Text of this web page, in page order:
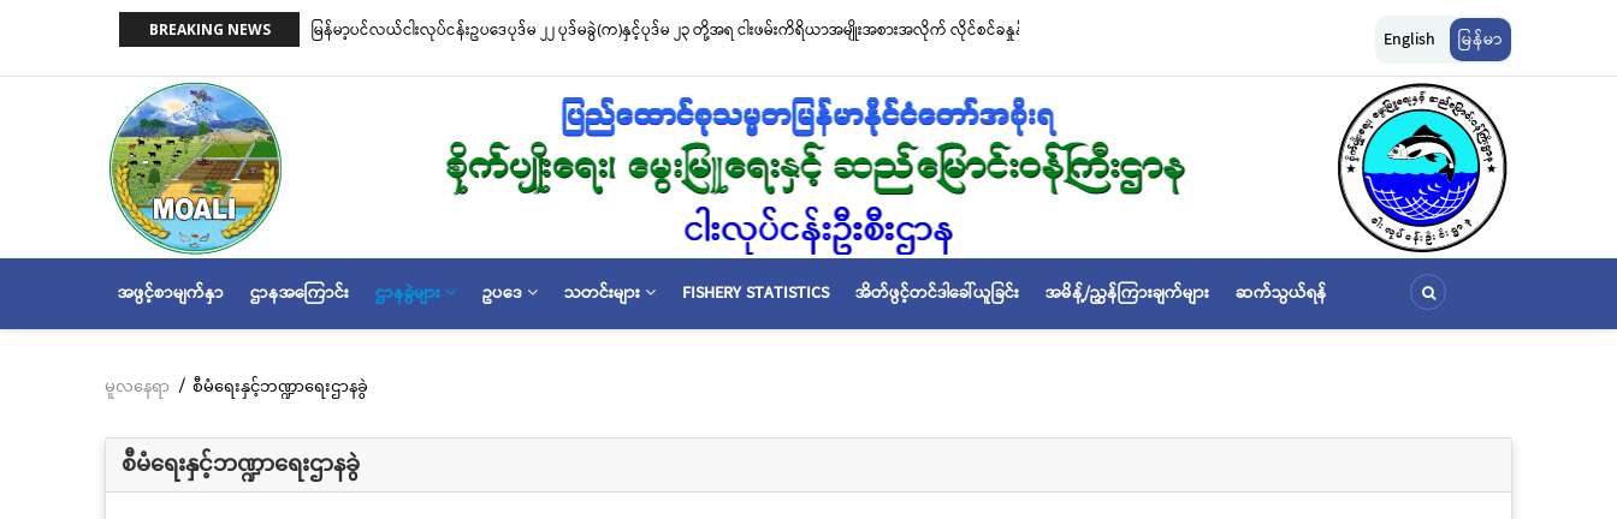
BREAKING NEWS
နှင့် ငါးမဖမ်းရဧရိယာ(Closed Area
မြန်မာ့ပင်လယ်ငါးလုပ်ငန်းဥပဒေပုဒ်မ ၂၂ ပုဒ်မခွဲ(က)နှင့်ပုဒ်မ ၂၃ တို့အရ ငါးဖမ်းကိရိယာအမျိုးအစားအလိုက် လိုင်စင်ခနှုန်းထားများကို အောက်ပါ
ငါးလုပ်ငန်းဦးစီးဌာနနှင့် FFI အကြား မြန်မာနိုင်ငံ ပင်လယ်နှင့် ရ
ဆိုင်ရာ သဘောတူညီမှု မူဘောင်စာချုပ်” လက်မှတ်ရေးထိုး
English မြန်မာ
MAIN
NAVIGATION
အဖွင့်စာမျက်နှာ ဌာနအကြောင်း ဌာနခွဲများ ဥပဒေ သတင်းများ FISHERY STATISTICS အိတ်ဖွင့်တင်ဒါခေါ်ယူခြင်း အမိန့်/ညွှန်ကြားချက်များ ဆက်သွယ်ရန်
Breadcrumb
မူလနေရာ / စီမံရေးနှင့်ဘဏ္ဍာရေးဌာနခွဲ
စီမံရေးနှင့်ဘဏ္ဍာရေးဌာနခွဲ